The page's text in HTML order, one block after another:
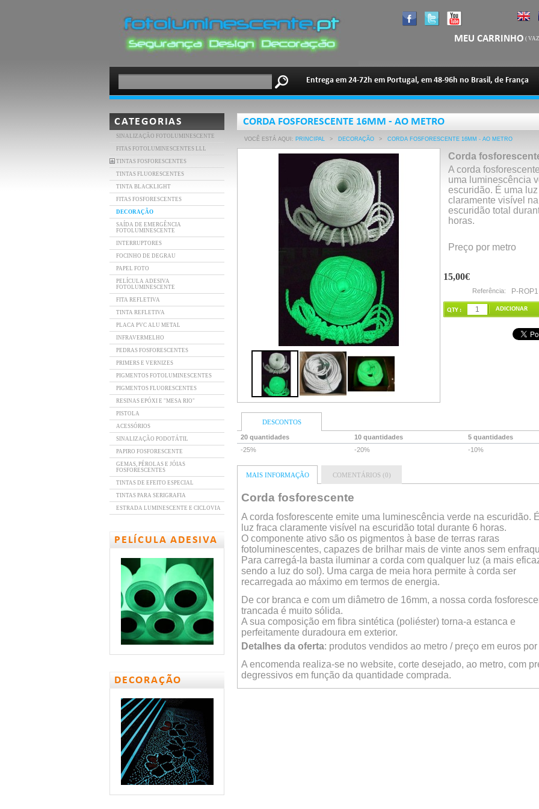
MEU CARRINHO (
Entrega em 24-72h em Portugal, em 48-96h no Brasil, de França
CATEGORIAS
SINALIZAÇÃO FOTOLUMINESCENTE
FITAS FOTOLUMINESCENTES LLL
TINTAS FOSFORESCENTES
TINTAS FLUORESCENTES
TINTA BLACKLIGHT
FITAS FOSFORESCENTES
DECORAÇÃO
SAÍDA DE EMERGÊNCIA
FOTOLUMINESCENTE
INTERRUPTORES
FOCINHO DE DEGRAU
PAPEL FOTO
PELÍCULA ADESIVA
FOTOLUMINESCENTE
FITA REFLETIVA
TINTA REFLETIVA
PLACA PVC ALU METAL
INFRAVERMELHO
PEDRAS FOSFORESCENTES
PRIMERS E VERNIZES
PIGMENTOS FOTOLUMINESCENTES
PIGMENTOS FLUORESCENTES
RESINAS EPÓXI E "MESA RIO"
PISTOLA
ACESSÓRIOS
SINALIZAÇÃO PODOTÁTIL
PAPIRO FOSFORESCENTE
GEMAS, PÉROLAS E JÓIAS
FOSFORESCENTES
TINTAS DE EFEITO ESPECIAL
TINTAS PARA SERIGRAFIA
ESTRADA LUMINESCENTE E CICLOVIA
PELÍCULA ADESIVA
DECORAÇÃO
CORDA FOSFORESCENTE 16MM - AO METRO
VOCÊ ESTÁ AQUI: PRINCIPAL > DECORAÇÃO > CORDA FOSFORESCENTE 16MM - AO METRO
Corda
A corda
uma luminescência
escuridão. É uma luz
claramente visível na
escuridão total
horas.
Preço por metro
15,00€
Referência: P-ROP1
QTY :
DESCONTOS
20 quantidades 10 quantidades
5 quantidades
-25%
-20% -10%
MAIS INFORMAÇÃO COMENTÁRIOS (0)
Corda fosforescente
A corda fosforescente emite uma luminescência verde na escuridão.
luz fraca claramente visível na escuridão total durante 6 horas.
O componente ativo são os pigmentos à base de terras raras
fotoluminescentes, capazes de brilhar mais de vinte anos sem
Para carregá-la basta iluminar a corda com qualquer luz (a mais
sendo a luz do sol). Uma carga de meia hora permite à corda ser
recarregada ao máximo em termos de energia.
De cor branca e com um diâmetro de 16mm, a nossa corda
trancada é muito sólida.
A sua composição em fibra sintética (poliéster) torna-a estanca e
perfeitamente duradoura em exterior.
Detalhes da oferta: produtos vendidos ao metro / preço em euros
A encomenda realiza-se no website, corte desejado, ao metro, com
degressivos em função da quantidade comprada.